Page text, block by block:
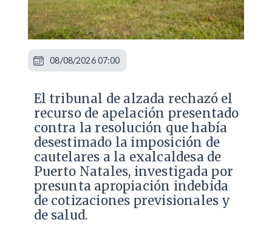
​El tribunal de alzada rechazó el
recurso de apelación presentado
contra la resolución que había
desestimado la imposición de
cautelares a la exalcaldesa de
Puerto Natales, investigada por
presunta apropiación indebida
de cotizaciones previsionales y
de salud.
08/08/2026 07:00